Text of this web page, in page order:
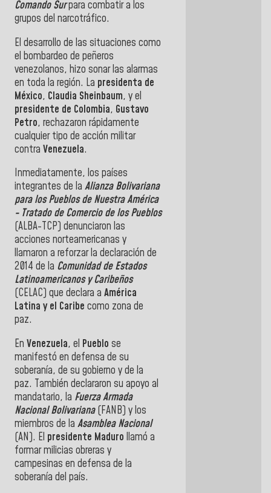
Comando Surpara combatir a los
grupos del narcotráfico.
El desarrollo de las situaciones como
el bombardeo de peñeros
venezolanos, hizo sonar las alarmas
en toda la región. La presidenta de
México, Claudia Sheinbaum, y el
presidente de Colombia, Gustavo
Petro, rechazaron rápidamente
cualquier tipo de acción militar
contra Venezuela.
Inmediatamente, los países
integrantes de la Alianza Bolivariana
para los Pueblos de Nuestra América
- Tratado de Comercio de los Pueblos
(ALBA-TCP) denunciaron las
acciones norteamericanas y
llamaron a reforzar la declaración de
2014 de la Comunidad de Estados
Latinoamericanos y Caribeños
(CELAC) que declara a América
Latina y el Caribe como zona de
paz.
En Venezuela, el Pueblo se
manifestó en defensa de su
soberanía, de su gobierno y de la
paz. También declararon su apoyo al
mandatario, la Fuerza Armada
Nacional Bolivariana(FANB) y los
miembros de la Asamblea Nacional
(AN). El presidente Maduro llamó a
formar milicias obreras y
campesinas en defensa de la
soberanía del país.